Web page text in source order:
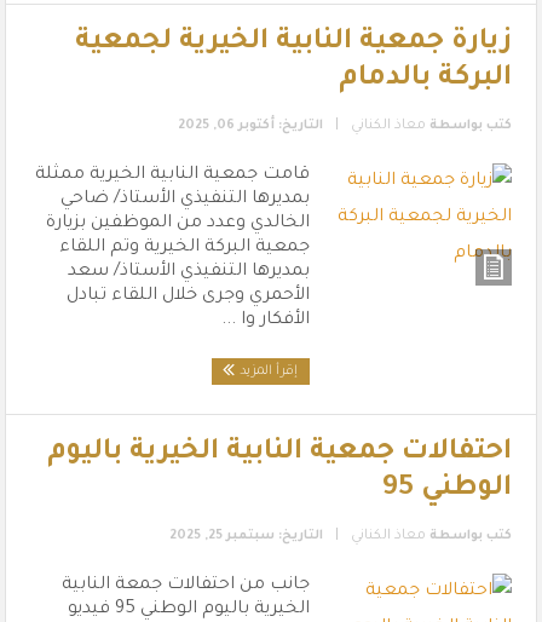
زيارة جمعية النابية الخيرية لجمعية
البركة بالدمام
كتب بواسطة معاذ الكناني التاريخ: أكتوبر 06, 2025
‏قامت جمعية النابية الخيرية ممثلة
بمديرها التنفيذي الأستاذ/ ضاحي
الخالدي وعدد من الموظفين بزيارة
جمعية البركة الخيرية وتم اللقاء
بمديرها التنفيذي الأستاذ/ سعد
الأحمري وجرى خلال اللقاء تبادل
الأفكار وا ...
إقرأ المزيد
احتفالات جمعية النابية الخيرية باليوم
الوطني 95
كتب بواسطة معاذ الكناني التاريخ: سبتمبر 25, 2025
جانب من احتفالات جمعة النابية
الخيرية باليوم الوطني 95 فيديو